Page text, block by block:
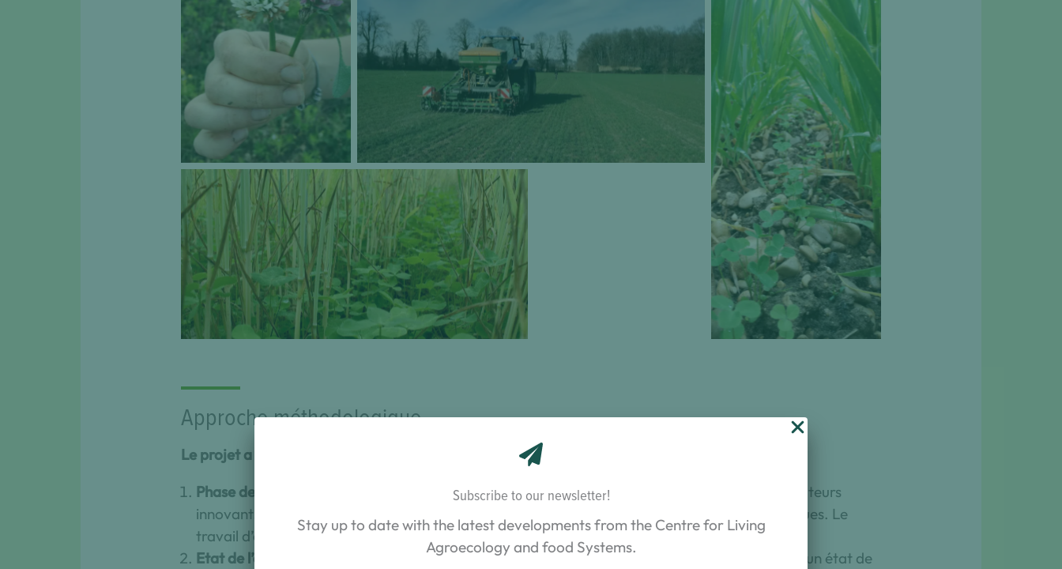
Subscribe to our newsletter!
Stay up to date with the latest developments from the Centre for Living
Agroecology and food Systems.
2022
Semis d’un couvert de trèfle en relais dans une
céréale. M. Rouge, Février 2022.
Association trèfles et céréales. M. Rouge, Avril
2022.
Association trèfles et
céréales à floraison.
ISARA, Mai 2009.
Approche méthodologique
Le projet a été déployé au travers de trois grandes étapes
Phase de traque à l’innovation
: L’objectif de cette traque a été de repérer des experts (agriculteurs
innovants, conseillers) mettant en place le semis de couvert en relais et d’analyser leurs pratiques. Le
travail d’enquête a été réalisé sur toute la France.
Etat de l’art de la littérature scientifique: Ces résultats ont été mis en perspective au regard d’un état de